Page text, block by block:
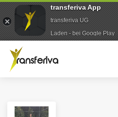
transferiva App
transferiva UG
Laden - bei Google Play